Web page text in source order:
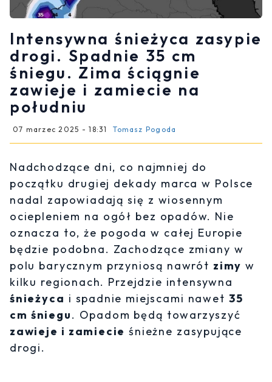
Intensywna śnieżyca zasypie
drogi. Spadnie 35 cm
śniegu. Zima ściągnie
zawieje i zamiecie na
południu
07 marzec 2025 - 18:31 Tomasz Pogoda
Nadchodzące dni, co najmniej do
początku drugiej dekady marca w Polsce
nadal zapowiadają się z wiosennym
ociepleniem na ogół bez opadów. Nie
oznacza to, że pogoda w całej Europie
będzie podobna. Zachodzące zmiany w
polu barycznym przyniosą nawrót zimy w
kilku regionach. Przejdzie intensywna
śnieżyca i spadnie miejscami nawet 35
cm śniegu. Opadom będą towarzyszyć
zawieje i zamiecie śnieżne zasypujące
drogi.